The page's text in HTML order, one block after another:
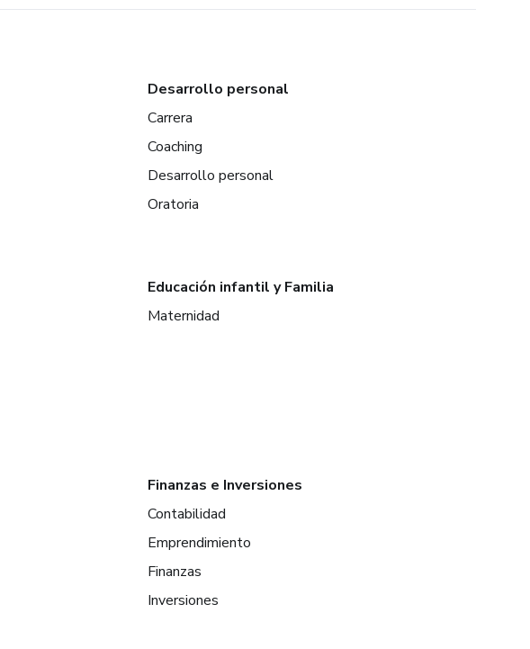
Desarrollo personal
Carrera
Coaching
Desarrollo personal
Oratoria
Educación infantil y Familia
Maternidad
Finanzas e Inversiones
Contabilidad
Emprendimiento
Finanzas
Inversiones